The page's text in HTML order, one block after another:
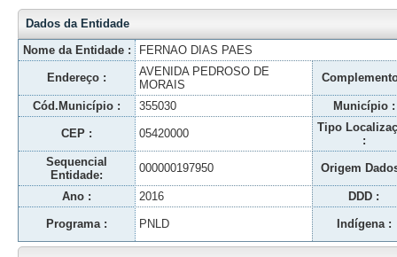
Dados da Entidade
Nome da Entidade :
FERNAO DIAS PAES
Endereço :
AVENIDA PEDROSO DE
MORAIS
Cód.Município : 355030 Município :
CEP : 05420000
Tipo
:
Sequencial
Entidade:
000000197950 Origem
Ano : 2016 DDD :
Programa : PNLD Indígena :